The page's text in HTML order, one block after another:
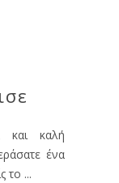
και καλή
ένα
το ...